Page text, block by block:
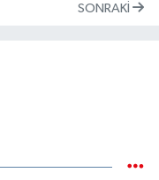
SONRAKI